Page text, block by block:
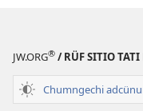
mu)
mu)
JW.ORG® / RÜF SITIO
Chumngechi